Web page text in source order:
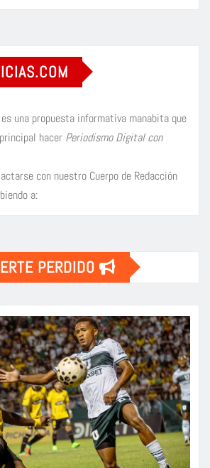
una propuesta informativa manabita que
hacer Periodismo Digital con
con nuestro Cuerpo de Redacción
a:
PERDIDO